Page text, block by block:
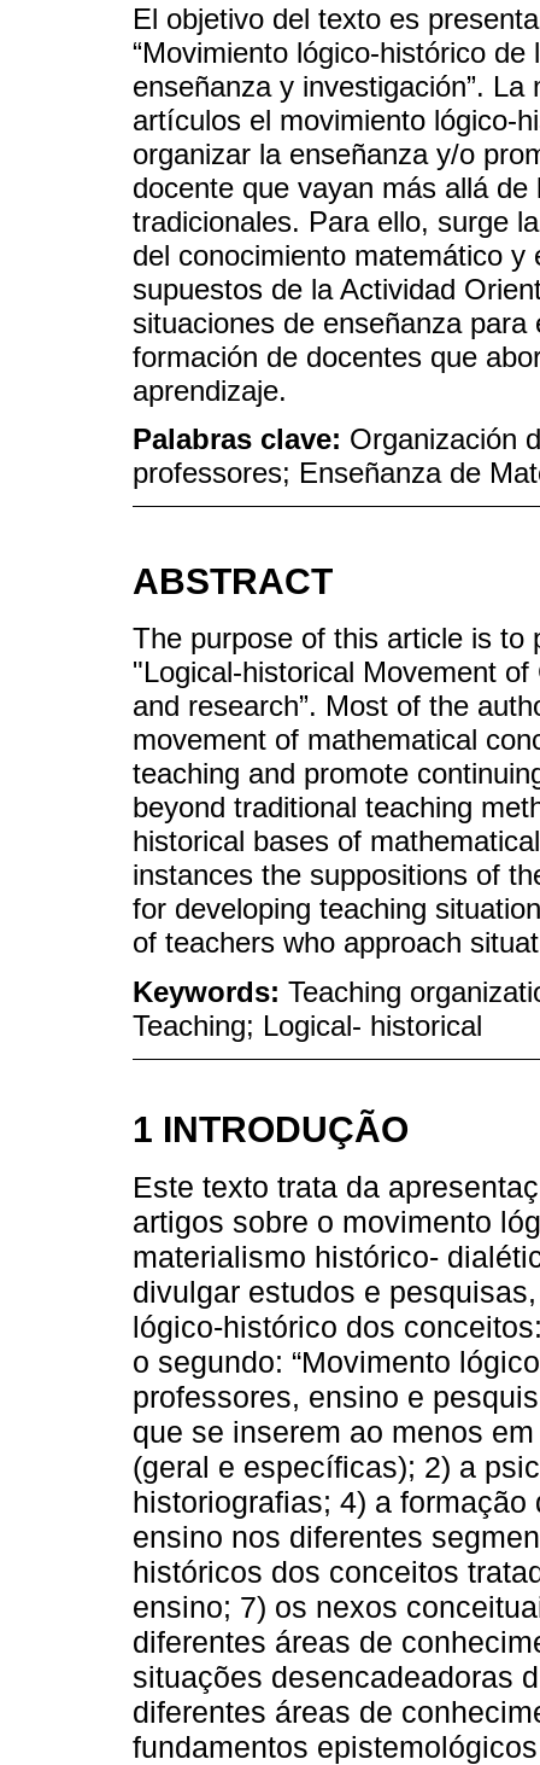
El objetivo del texto es
“Movimiento lógico-histórico
enseñanza y investigación”.
artículos el movimiento lógico-
organizar la enseñanza y/o
docente que vayan más allá
tradicionales. Para ello, surge
del conocimiento matemático
supuestos de la Actividad
situaciones de enseñanza
formación de docentes que
aprendizaje.
Palabras clave: Organización
professores; Enseñanza de
ABSTRACT
The purpose of this article is to
"Logical-historical Movement
and research”. Most of the
movement of mathematical
teaching and promote
beyond traditional teaching
historical bases of
instances the suppositions of
for developing teaching
of teachers who approach
Keywords: Teaching
Teaching; Logical- historical
1 INTRODUÇÃO
Este texto trata da
artigos sobre o movimento
materialismo histórico-
divulgar estudos e
lógico-histórico dos
o segundo: “Movimento
professores, ensino e
que se inserem ao menos
(geral e específicas); 2) a
historiografias; 4) a
ensino nos diferentes
históricos dos conceitos
ensino; 7) os nexos
diferentes áreas de
situações desencadeadoras
diferentes áreas de
fundamentos